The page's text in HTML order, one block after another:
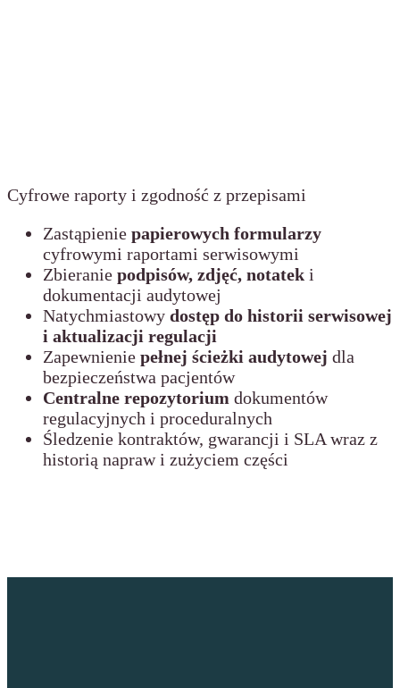
Cyfrowe raporty i zgodność z przepisami
Zastąpienie papierowych formularzy
cyfrowymi raportami serwisowymi
Zbieranie podpisów, zdjęć, notatek i
dokumentacji audytowej
Natychmiastowy dostęp do historii serwisowej
i aktualizacji regulacji
Zapewnienie pełnej ścieżki audytowej dla
bezpieczeństwa pacjentów
Centralne repozytorium dokumentów
regulacyjnych i proceduralnych
Śledzenie kontraktów, gwarancji i SLA wraz z
historią napraw i zużyciem części